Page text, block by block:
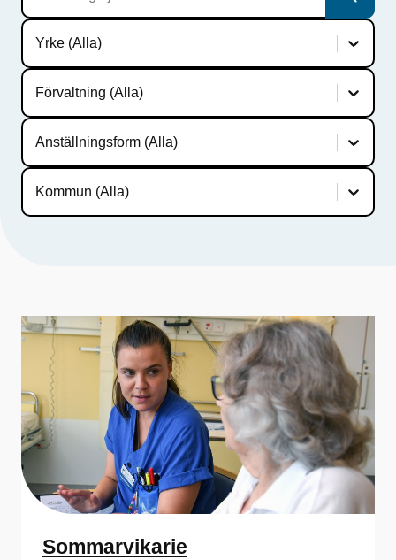
Sök
Yrke
Yrke (Alla)
Förvaltning
Förvaltning (Alla)
Anställningsform
Anställningsform (Alla)
Kommun
Kommun (Alla)
Sommarvikarie